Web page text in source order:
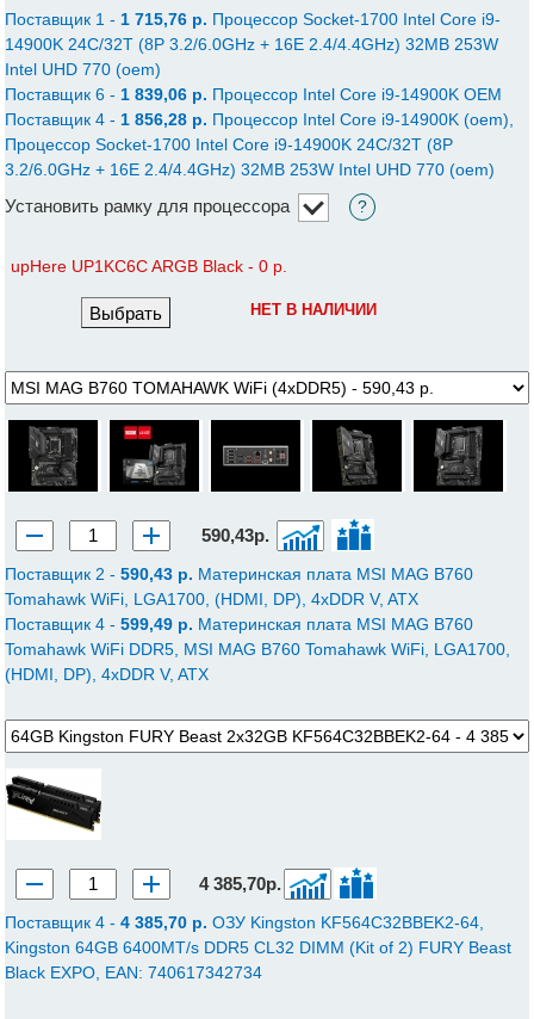
Поставщик 1 - 1 715,76 p. Процессор Socket-1700 Intel Core i9-
14900K 24C/32T (8P 3.2/6.0GHz + 16E 2.4/4.4GHz) 32MB 253W
Intel UHD 770 (oem)
Поставщик 6 - 1 839,06 p. Процессор Intel Core i9-14900K OEM
Поставщик 4 - 1 856,28 p. Процессор Intel Core i9-14900K (oem),
Процессор Socket-1700 Intel Core i9-14900K 24C/32T (8P
3.2/6.0GHz + 16E 2.4/4.4GHz) 32MB 253W Intel UHD 770 (oem)
Установить рамку для процессора ?
upHere UP1KC6C ARGB Black - 0 р.
Выбрать НЕТ В НАЛИЧИИ
590,43р.
Поставщик 2 -590,43 p. Материнская плата MSI MAG B760
Tomahawk WiFi, LGA1700, (HDMI, DP), 4xDDR V, ATX
Поставщик 4 -599,49 p. Материнская плата MSI MAG B760
Tomahawk WiFi DDR5, MSI MAG B760 Tomahawk WiFi, LGA1700,
(HDMI, DP), 4xDDR V, ATX
4 385,70р.
Поставщик 4 -4 385,70 p. ОЗУ Kingston KF564C32BBEK2-64,
Kingston 64GB 6400MT/s DDR5 CL32 DIMM (Kit of 2) FURY Beast
Black EXPO, EAN: 740617342734